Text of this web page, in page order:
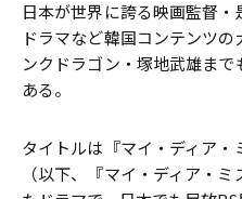
日本が世界に誇る映画監督
ドラマなど韓国コンテンツ
ンクドラゴン・塚地武雄ま
ある。
タイトルは『マイ・ディア・
（以下、『マイ・ディア・